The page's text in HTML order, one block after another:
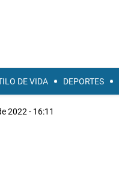
DE VIDA DEPORTES
2022 - 16:11